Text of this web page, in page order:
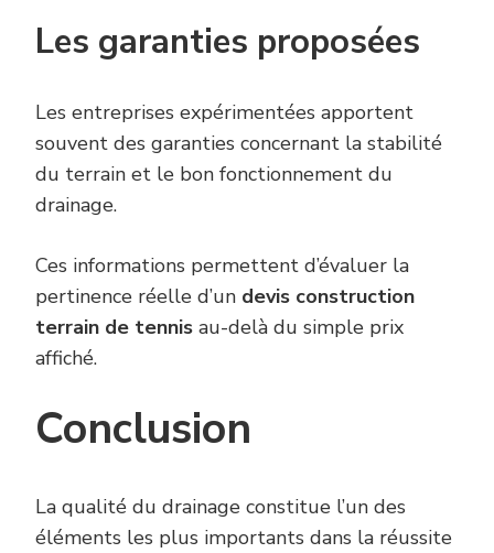
Les garanties proposées
Les entreprises expérimentées apportent
souvent des garanties concernant la stabilité
du terrain et le bon fonctionnement du
drainage.
Ces informations permettent d’évaluer la
pertinence réelle d’un devis construction
terrain de tennis au-delà du simple prix
affiché.
Conclusion
La qualité du drainage constitue l’un des
éléments les plus importants dans la réussite